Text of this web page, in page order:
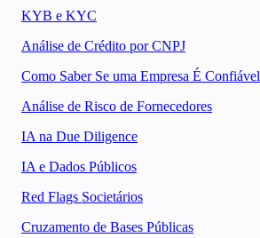
KYB e KYC
Análise de Crédito por CNPJ
Como Saber Se uma Empresa É Confiável
Análise de Risco de Fornecedores
IA na Due Diligence
IA e Dados Públicos
Red Flags Societários
Cruzamento de Bases Públicas